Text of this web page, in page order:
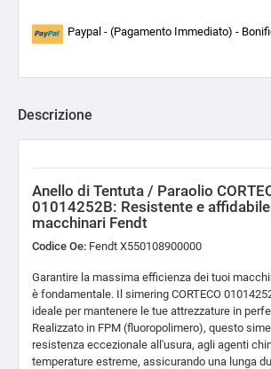
Paypal - (Pagamento Immediato) -
Descrizione
Anello di Tentuta / Paraolio
01014252B: Resistente e
macchinari Fendt
Codice Oe: Fendt X550108900000
Garantire la massima efficienza dei tuoi
è fondamentale. Il simering CORTECO
ideale per mantenere le tue attrezzature in
Realizzato in FPM (fluoropolimero), questo
resistenza eccezionale all'usura, agli agenti
temperature estreme, assicurando una lunga